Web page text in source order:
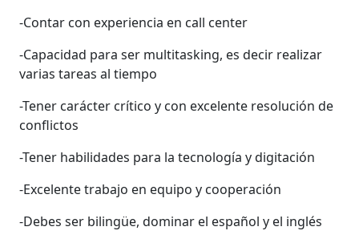
-Contar con experiencia en call center
-Capacidad para ser multitasking, es decir realizar
varias tareas al tiempo
-Tener carácter crítico y con excelente resolución de
conflictos
-Tener habilidades para la tecnología y digitación
-Excelente trabajo en equipo y cooperación
-Debes ser bilingüe, dominar el español y el inglés